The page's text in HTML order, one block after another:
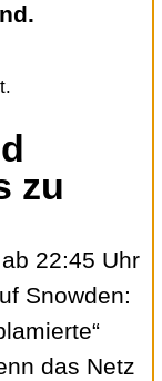
zu
22:45 Uhr
Snowden:
das Netz